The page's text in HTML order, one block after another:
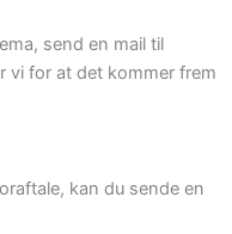
send en mail til
vi for at det kommer frem
kan du sende en